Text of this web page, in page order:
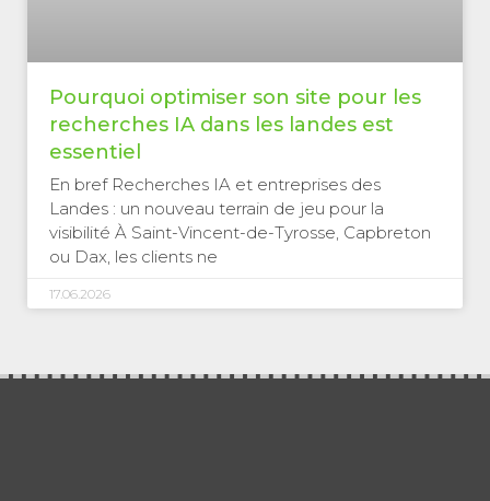
Pourquoi optimiser son site pour les
recherches IA dans les landes est
essentiel
En bref Recherches IA et entreprises des
Landes : un nouveau terrain de jeu pour la
visibilité À Saint-Vincent-de-Tyrosse, Capbreton
ou Dax, les clients ne
17.06.2026